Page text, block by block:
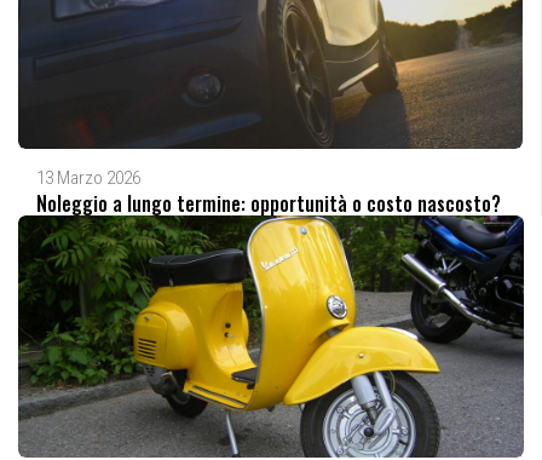
13 Marzo 2026
Noleggio a lungo termine: opportunità o costo nascosto?